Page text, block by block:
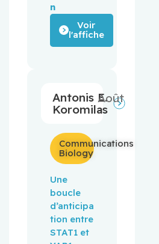
n
Voir
l'affiche
Antonis E.
Koromilas
Août
Communications
Biology
Une
boucle
d’anticipa
tion entre
STAT1 et